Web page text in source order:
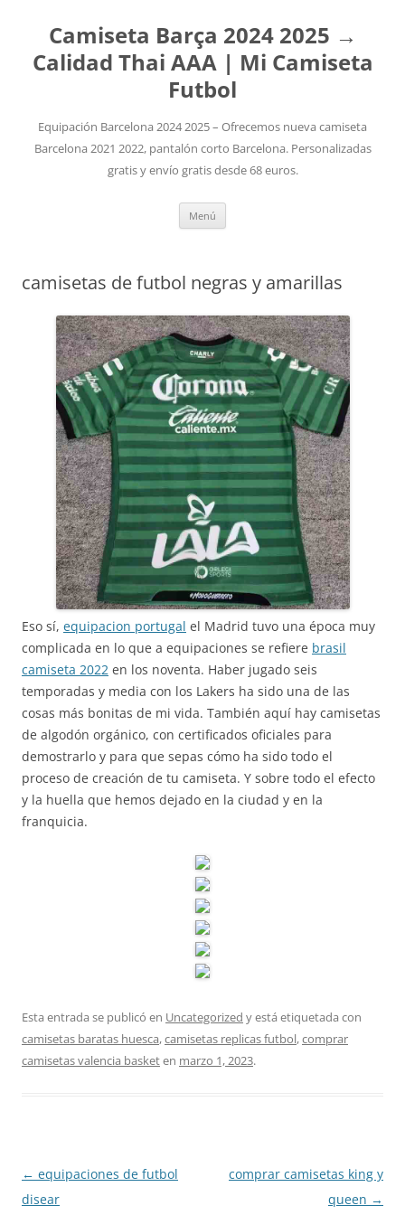
Camiseta Barça 2024 2025 →
Calidad Thai AAA | Mi Camiseta
Futbol
Equipación Barcelona 2024 2025 – Ofrecemos nueva camiseta
Barcelona 2021 2022, pantalón corto Barcelona. Personalizadas
gratis y envío gratis desde 68 euros.
Menú
camisetas de futbol negras y amarillas
Eso sí, equipacion portugal el Madrid tuvo una época muy
complicada en lo que a equipaciones se refiere brasil
camiseta 2022 en los noventa. Haber jugado seis
temporadas y media con los Lakers ha sido una de las
cosas más bonitas de mi vida. También aquí hay camisetas
de algodón orgánico, con certificados oficiales para
demostrarlo y para que sepas cómo ha sido todo el
proceso de creación de tu camiseta. Y sobre todo el efecto
y la huella que hemos dejado en la ciudad y en la
franquicia.
Esta entrada se publicó en Uncategorized y está etiquetada con
camisetas baratas huesca,camisetas replicas futbol,comprar
camisetas valencia basketen marzo 1, 2023.
Navegación
de
← equipaciones de futbol
disear
comprar camisetas king y
queen →